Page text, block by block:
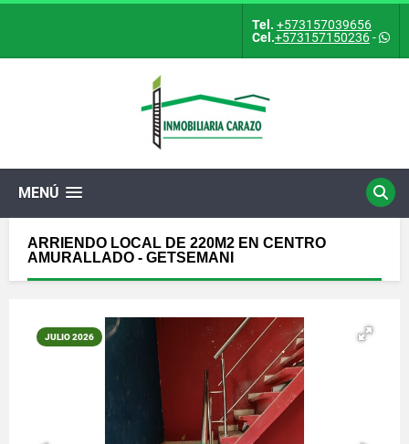
Tel. +573157039656
Cel.+573157150236-
MENÚ
ARRIENDO LOCAL DE 220M2 EN CENTRO
AMURALLADO - GETSEMANI
JULIO 2026